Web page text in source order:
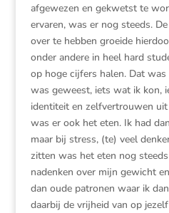
afgewezen en gekwetst te
ervaren, was er nog steeds.
over te hebben groeide
onder andere in heel hard
op hoge cijfers halen. Dat
was geweest, iets wat ik kon,
identiteit en zelfvertrouwen uit
was er ook het eten. Ik had
maar bij stress, (te) veel
zitten was het eten nog
nadenken over mijn gewicht
dan oude patronen waar ik
daarbij de vrijheid van op